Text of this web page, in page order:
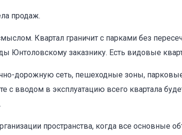
продаж.
Квартал граничит с парками без
Юнтоловскому заказнику. Есть видовые
дорожную сеть, пешеходные зоны,
с вводом в эксплуатацию всего квартала
пространства, когда все основные